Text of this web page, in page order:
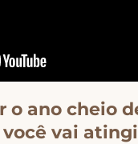
o ano cheio
você vai